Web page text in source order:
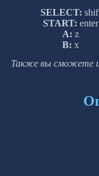
SELECT:
START: enter
A: z
B: x
Также вы сможете